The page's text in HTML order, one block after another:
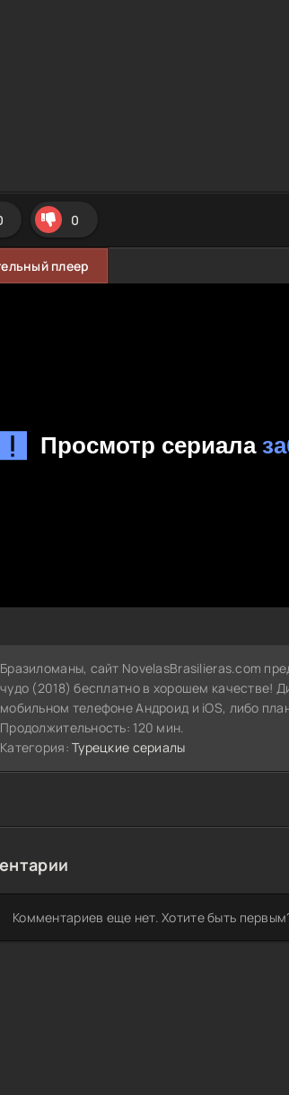
0
плеер
Бразиломаны, сайт NovelasBrasilieras.com
чудо (2018) бесплатно в хорошем качестве!
мобильном телефоне Андроид и iOS, либо
Продолжительность: 120 мин.
Категория:Турецкие сериалы
Комментариев еще нет. Хотите быть